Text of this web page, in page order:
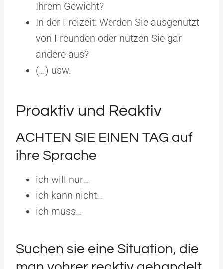
Ihrem Gewicht?
In der Freizeit: Werden Sie ausgenutzt
von Freunden oder nutzen Sie gar
andere aus?
(…) usw.
Proaktiv und Reaktiv
ACHTEN SIE EINEN TAG auf
ihre Sprache
ich will nur…
ich kann nicht…
ich muss…
Suchen sie eine Situation, die